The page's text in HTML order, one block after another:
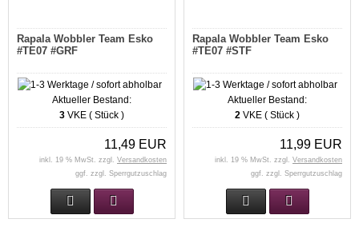
Rapala Wobbler Team Esko
#TE07 #GRF
Aktueller Bestand:
3 VKE ( Stück )
11,49 EUR
inkl. 19 % MwSt. zzgl. Versandkosten
ggf. zzgl. Sperrgutzuschlag
Rapala Wobbler Team Esko
#TE07 #STF
Aktueller Bestand:
2 VKE ( Stück )
11,99 EUR
inkl. 19 % MwSt. zzgl. Versandkosten
ggf. zzgl. Sperrgutzuschlag